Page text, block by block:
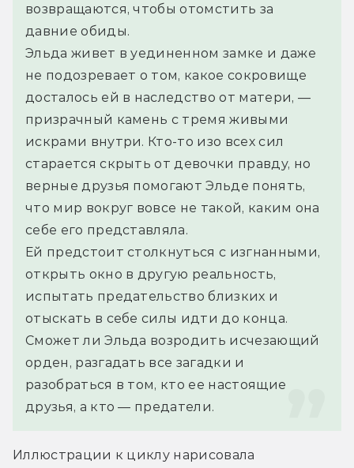
возвращаются, чтобы отомстить за
давние обиды.
Эльда живет в уединенном замке и даже
не подозревает о том, какое сокровище
досталось ей в наследство от матери, —
призрачный камень с тремя живыми
искрами внутри. Кто-то изо всех сил
старается скрыть от девочки правду, но
верные друзья помогают Эльде понять,
что мир вокруг вовсе не такой, каким она
себе его представляла.
Ей предстоит столкнуться с изгнанными,
открыть окно в другую реальность,
испытать предательство близких и
отыскать в себе силы идти до конца.
Сможет ли Эльда возродить исчезающий
орден, разгадать все загадки и
разобраться в том, кто ее настоящие
друзья, а кто — предатели.
Иллюстрации к циклу нарисовала